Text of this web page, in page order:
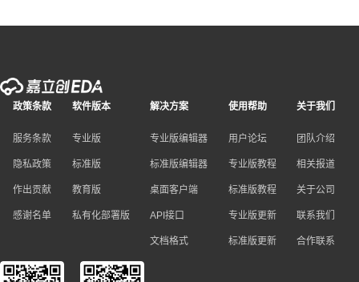
政策条款
服务条款
隐私政策
作出贡献
感谢名单
软件版本
专业版
标准版
教育版
私有化部署版
解决方案
专业版编辑器
标准版编辑器
桌面客户端
API接口
文档格式
使用帮助
用户论坛
专业版教程
标准版教程
专业版更新
标准版更新
关于我们
团队介绍
相关报道
关于公司
联系我们
合作联系